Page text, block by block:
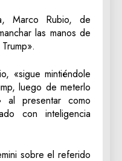
Marco Rubio, de
las manos de
«sigue mintiéndole
luego de meterlo
al presentar como
con inteligencia
sobre el referido